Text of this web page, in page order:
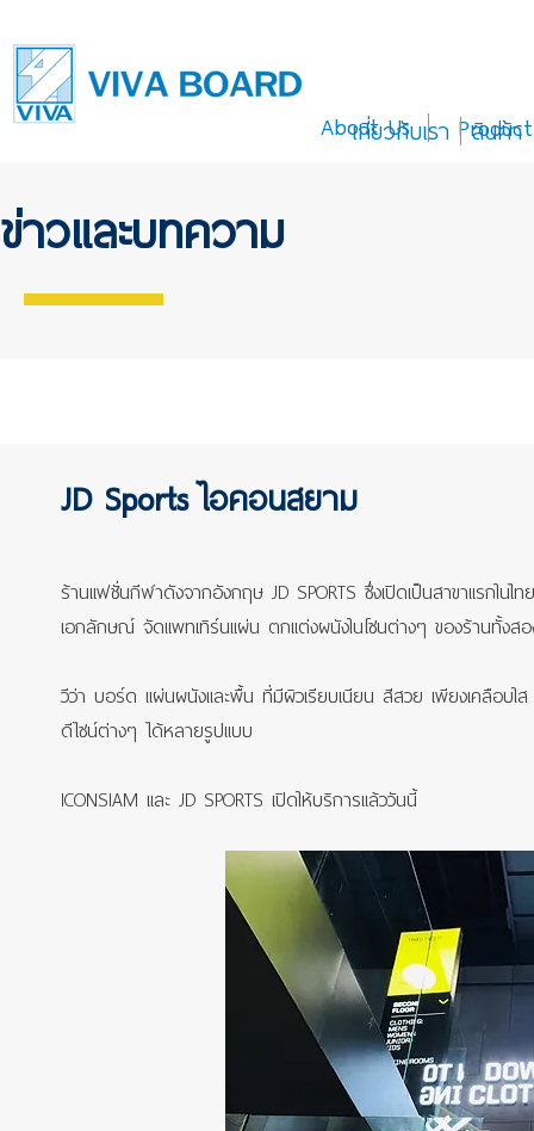
About Us Product
เกี่ยวกับเรา สินค้า
ข่าวและบทความ
JD Sports ไอคอนสยาม
ร้านแฟชั่นกีฬาดังจากอังกฤษ JD SPORTS ซึ่งเปิดเป็นสาขาแรกใน
เอกลักษณ์ จัดแพทเทิร์นแผ่น ตกแต่งผนังในโซนต่างๆ ของร้านทั้งส
วีว่า บอร์ด แผ่นผนังและพื้น ที่มีผิวเรียบเนียน สีสวย เพียงเคลือบ
ดีไซน์ต่างๆ ได้หลายรูปแบบ
ICONSIAM และ JD SPORTS เปิดให้บริการแล้ววันนี้